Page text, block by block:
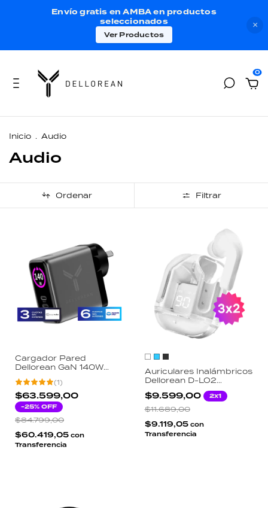
×
Envío gratis en AMBA en productos
seleccionados
Ver Productos
0
Inicio . Audio
Audio
Ordenar Filtrar
Cargador Pared
Dellorean GaN 140W
Display LCD Macbook
Pro Notebook Gaming 3
Salidas USB-C USB-A
(1)
$63.599,00
-25% OFF
$84.799,00
$60.419,05 con
Transferencia
Auriculares Inalámbricos
Dellorean D-LO2
Bluetooth 5.3 Pantalla
LED Driver 13.5mm IPX4
Autonomía 30h
$9.599,00
2x1
$11.689,00
$9.119,05 con
Transferencia